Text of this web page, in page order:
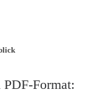
PDF-Format: